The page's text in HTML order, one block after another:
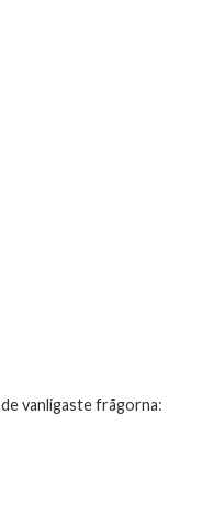
vanligaste frågorna: